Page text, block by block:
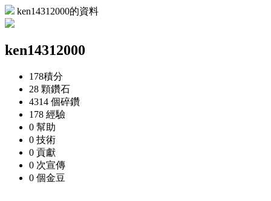
ken14312000的資料
ken14312000
178積分
28 顆鑽石
4314 個碎鑽
178 經驗
0 幫助
0 技術
0 貢獻
0 次宣傳
0 個金豆